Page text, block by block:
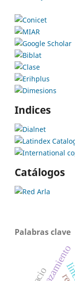
Indices
Catálogos
Palabras clave